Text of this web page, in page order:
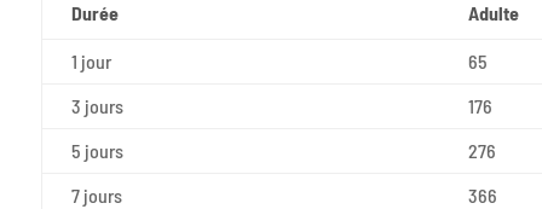
Durée Adulte
1 jour
65
3 jours
176
5 jours
276
7 jours
366